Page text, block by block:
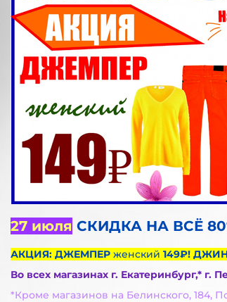
27 июля СКИДКА НА ВСЁ
АКЦИЯ: ДЖЕМПЕР женский 149₽!
Во всех магазинах г. Екатеринбург,* г.
*Кроме магазинов на Белинского, 184,